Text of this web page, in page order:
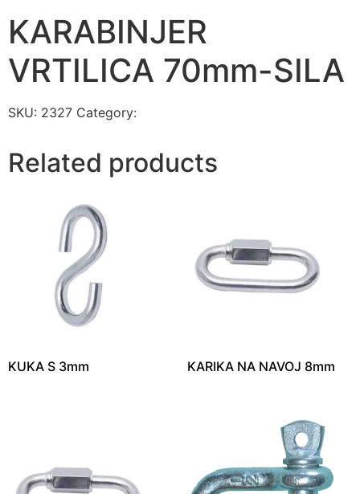
KARABINJER
VRTILICA 70mm-SILA
SKU: 2327 Category:
Related products
KUKA S 3mm KARIKA NA NAVOJ 8mm